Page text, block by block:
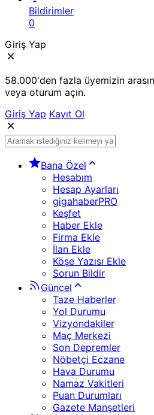
Bildirimler
0
Giriş Yap
58.000'den fazla üyemizin
veya oturum açın.
Giriş Yap Kayıt Ol
Bana Özel
Hesabım
Hesap Ayarları
gigahaberPRO
Keşfet
Haber Ekle
Firma Ekle
İlan Ekle
Köşe Yazısı Ekle
Sorun Bildir
Güncel
Taze Haberler
Yol Durumu
Vizyondakiler
Maç Merkezi
Son Depremler
Nöbetçi Eczane
Hava Durumu
Namaz Vakitleri
Puan Durumları
Gazete Manşetleri